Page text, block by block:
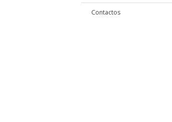
Contactos